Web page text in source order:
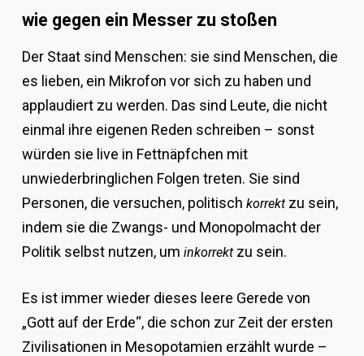
wie gegen ein Messer zu stoßen
Der Staat sind Menschen: sie sind Menschen, die
es lieben, ein Mikrofon vor sich zu haben und
applaudiert zu werden. Das sind Leute, die nicht
einmal ihre eigenen Reden schreiben – sonst
würden sie live in Fettnäpfchen mit
unwiederbringlichen Folgen treten. Sie sind
Personen, die versuchen, politisch korrektzu sein,
indem sie die Zwangs- und Monopolmacht der
Politik selbst nutzen, um inkorrektzu sein.
Es ist immer wieder dieses leere Gerede von
„Gott auf der Erde“, die schon zur Zeit der ersten
Zivilisationen in Mesopotamien erzählt wurde –